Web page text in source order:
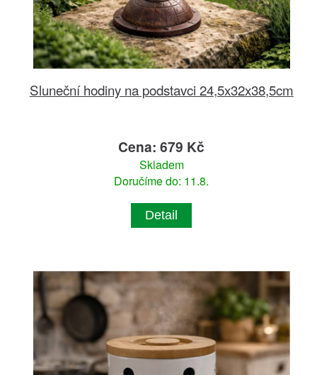
Sluneční hodiny na podstavci 24,5x32x38,5cm
Cena: 679 Kč
Skladem
Doručíme do: 11.8.
Detail